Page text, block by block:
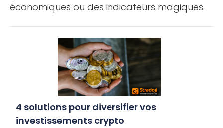
économiques ou des indicateurs magiques.
4 solutions pour diversifier vos
investissements crypto